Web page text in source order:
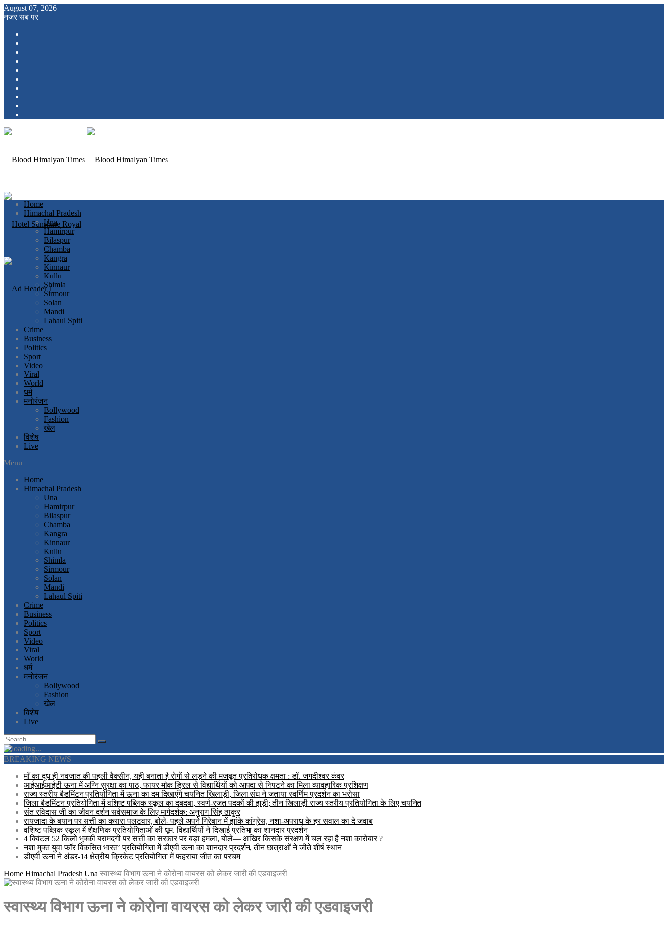
August 07, 2026
नजर सब पर
Home
Himachal Pradesh
Una
Hamirpur
Bilaspur
Chamba
Kangra
Kinnaur
Kullu
Shimla
Sirmour
Solan
Mandi
Lahaul Spiti
Crime
Business
Politics
Sport
Video
Viral
World
धर्म
मनोरंजन
Bollywood
Fashion
खेल
विशेष
Live
Menu
Home
Himachal Pradesh
Una
Hamirpur
Bilaspur
Chamba
Kangra
Kinnaur
Kullu
Shimla
Sirmour
Solan
Mandi
Lahaul Spiti
Crime
Business
Politics
Sport
Video
Viral
World
धर्म
मनोरंजन
Bollywood
Fashion
खेल
विशेष
Live
BREAKING NEWS
माँ का दूध ही नवजात की पहली वैक्सीन, यही बनाता है रोगों से लड़ने की मजबूत प्रतिरोधक क्षमता : डॉ. जगदीश्वर कंवर
आईआईआईटी ऊना में अग्नि सुरक्षा का पाठ, फायर मॉक ड्रिल से विद्यार्थियों को आपदा से निपटने का मिला व्यावहारिक प्रशिक्षण
राज्य स्तरीय बैडमिंटन प्रतियोगिता में ऊना का दम दिखाएंगे चयनित खिलाड़ी, जिला संघ ने जताया स्वर्णिम प्रदर्शन का भरोसा
जिला बैडमिंटन प्रतियोगिता में वशिष्ट पब्लिक स्कूल का दबदबा, स्वर्ण-रजत पदकों की झड़ी; तीन खिलाड़ी राज्य स्तरीय प्रतियोगिता के लिए चयनित
संत रविदास जी का जीवन दर्शन सर्वसमाज के लिए मार्गदर्शक: अनुराग सिंह ठाकुर
रायजादा के बयान पर सत्ती का करारा पलटवार, बोले- पहले अपने गिरेबान में झांके कांग्रेस, नशा-अपराध के हर सवाल का दे जवाब
वशिष्ट पब्लिक स्कूल में शैक्षणिक प्रतियोगिताओं की धूम, विद्यार्थियों ने दिखाई प्रतिभा का शानदार प्रदर्शन
4 क्विंटल 52 किलो भुक्की बरामदगी पर सत्ती का सरकार पर बड़ा हमला, बोले— आखिर किसके संरक्षण में चल रहा है नशा कारोबार ?
नशा मुक्त युवा फॉर विकसित भारत’ प्रतियोगिता में डीएवी ऊना का शानदार प्रदर्शन, तीन छात्राओं ने जीते शीर्ष स्थान
डीएवी ऊना ने अंडर-14 क्षेत्रीय क्रिकेट प्रतियोगिता में फहराया जीत का परचम
Home Himachal Pradesh Una स्वास्थ्य विभाग ऊना ने कोरोना वायरस को लेकर जारी की एडवाइजरी
स्वास्थ्य विभाग ऊना ने कोरोना वायरस को लेकर जारी की एडवाइजरी